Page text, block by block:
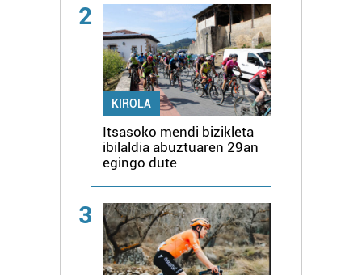
2
KIROLA
Itsasoko mendi bizikleta
ibilaldia abuztuaren 29an
egingo dute
3